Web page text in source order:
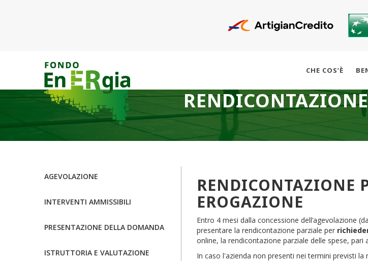
CHE COS’È
AGEVOLAZIONE
INTERVENTI AMMISSIBILI
PRESENTAZIONE DELLA DOMANDA
ISTRUTTORIA E VALUTAZIONE
RENDICONTAZIONE
EROGAZIONE
Entro 4 mesi dalla concessione dell’agevolazione
presentare la rendicontazione parziale per
online, la rendicontazione parziale delle spese,
In caso l'azienda non presenti nei termini previsti